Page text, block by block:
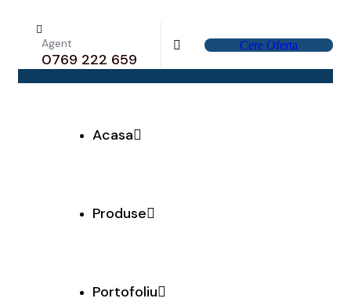
Agent
0769 222 659
Cere Oferta
Acasa
Produse
Portofoliu